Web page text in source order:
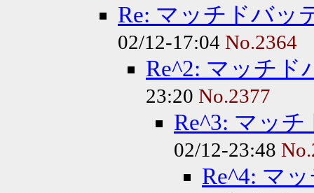
Re: マッチドバッ
02/12-17:04 No.2364
Re^2: マッチ
23:20 No.2377
Re^3: マッ
02/12-23:48
Re^4: マ